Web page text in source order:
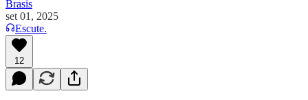
Brasis
set 01, 2025
Escute.
12